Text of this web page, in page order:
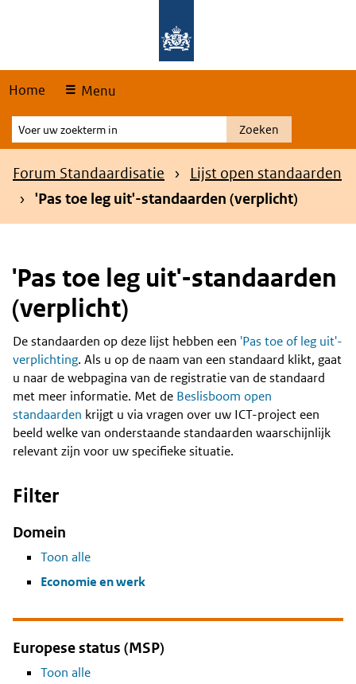
Home Menu
Voer
uw
zoekterm
Zoeken
Kruimelpad
Forum Standaardisatie
Lijst open standaarden
'Pas toe leg uit'-standaarden (verplicht)
'Pas toe leg uit'-standaarden
(verplicht)
Content
De standaarden op deze lijst hebben een 'Pas toe of leg uit'-
verplichting. Als u op de naam van een standaard klikt, gaat
u naar de webpagina van de registratie van de standaard
met meer informatie. Met de Beslisboom open
standaarden krijgt u via vragen over uw ICT-project een
beeld welke van onderstaande standaarden waarschijnlijk
relevant zijn voor uw specifieke situatie.
Filter
Domein
Toon alle
Economie en werk
Europese status (MSP)
Toon alle